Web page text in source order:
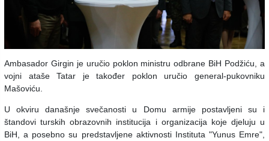
Ambasador Girgin je uručio poklon ministru odbrane BiH Podžiću, a
vojni ataše Tatar je također poklon uručio general-pukovniku
Mašoviću.
U okviru današnje svečanosti u Domu armije postavljeni su i
štandovi turskih obrazovnih institucija i organizacija koje djeluju u
BiH, a posebno su predstavljene aktivnosti Instituta "Yunus Emre",